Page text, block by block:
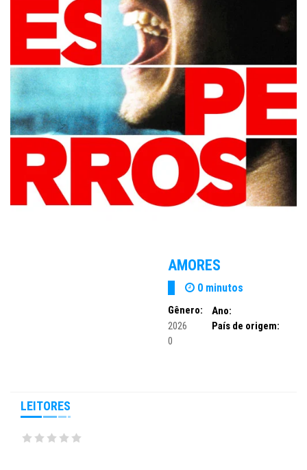
AMORES
0 minutos
Gênero:
Ano:
2026
País de origem:
0
LEITORES